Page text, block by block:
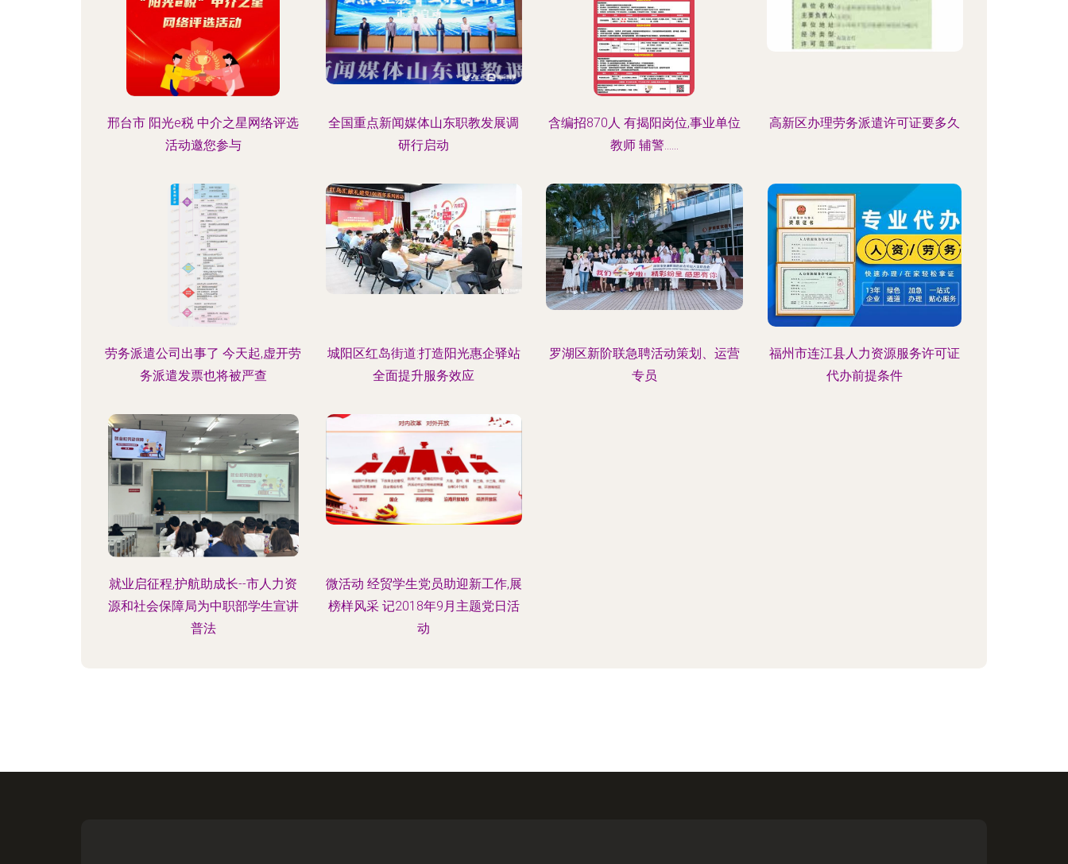
邢台市 阳光e税 中介之星网络评选
活动邀您参与
全国重点新闻媒体山东职教发展调
研行启动
含编招870人 有揭阳岗位,事业单位
教师 辅警......
高新区办理劳务派遣许可证要多久
劳务派遣公司出事了 今天起,虚开劳
务派遣发票也将被严查
城阳区红岛街道:打造阳光惠企驿站
全面提升服务效应
罗湖区新阶联急聘活动策划、运营
专员
福州市连江县人力资源服务许可证
代办前提条件
就业启征程,护航助成长--市人力资
源和社会保障局为中职部学生宣讲
普法
微活动 经贸学生党员助迎新工作,展
榜样风采 记2018年9月主题党日活
动